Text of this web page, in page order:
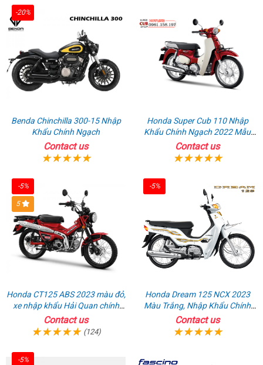
khẩu
xịn
xịn
nhất
khẩu
chất
lượng
2023
-20%
Benda Chinchilla 300-15 Nhập
Khẩu Chính Ngạch
Contact us
Honda Super Cub 110 Nhập
Khẩu Chính Ngạch 2022 Mẫu
Mới
Contact us
-5%
5
Honda CT125 ABS 2023 màu đỏ,
xe nhập khẩu Hải Quan chính
ngạch
Contact us
(124)
-5%
Honda Dream 125 NCX 2023
Màu Trắng, Nhập Khẩu Chính
Hãng
Contact us
-5%